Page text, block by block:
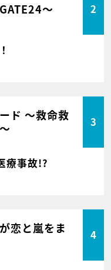
～ 2
ド ～救命救
3
療事故!?
恋と嵐をま
4